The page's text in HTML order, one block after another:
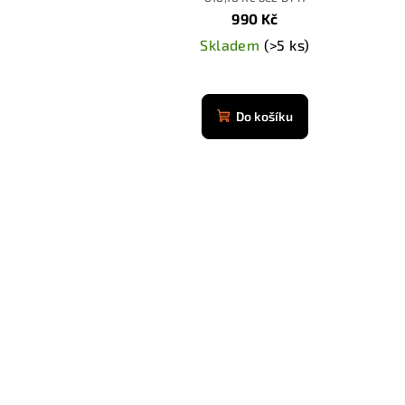
990 Kč
Skladem (>5 ks)
Do košíku